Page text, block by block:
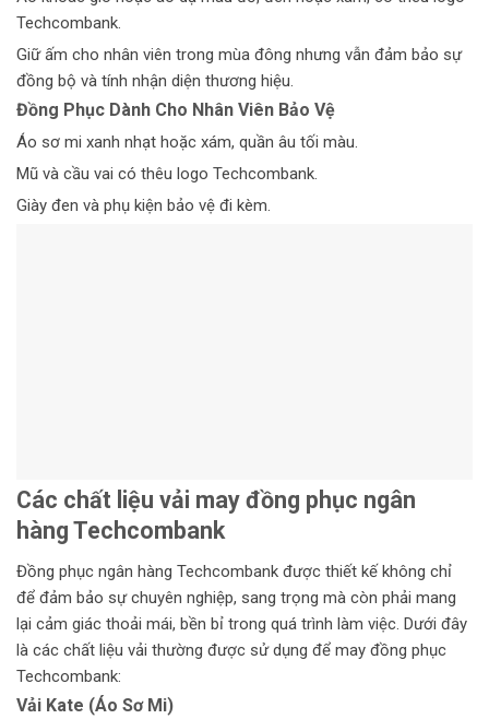
Techcombank.
Giữ ấm cho nhân viên trong mùa đông nhưng vẫn đảm bảo sự
đồng bộ và tính nhận diện thương hiệu.
Đồng Phục Dành Cho Nhân Viên Bảo Vệ
Áo sơ mi xanh nhạt hoặc xám, quần âu tối màu.
Mũ và cầu vai có thêu logo Techcombank.
Giày đen và phụ kiện bảo vệ đi kèm.
Các chất liệu vải may đồng phục ngân
hàng Techcombank
Đồng phục ngân hàng Techcombank được thiết kế không chỉ
để đảm bảo sự chuyên nghiệp, sang trọng mà còn phải mang
lại cảm giác thoải mái, bền bỉ trong quá trình làm việc. Dưới đây
là các chất liệu vải thường được sử dụng để may đồng phục
Techcombank:
Vải Kate (Áo Sơ Mi)